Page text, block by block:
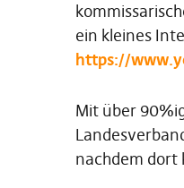
ein kleines
https://
Mit über
nachdem dort